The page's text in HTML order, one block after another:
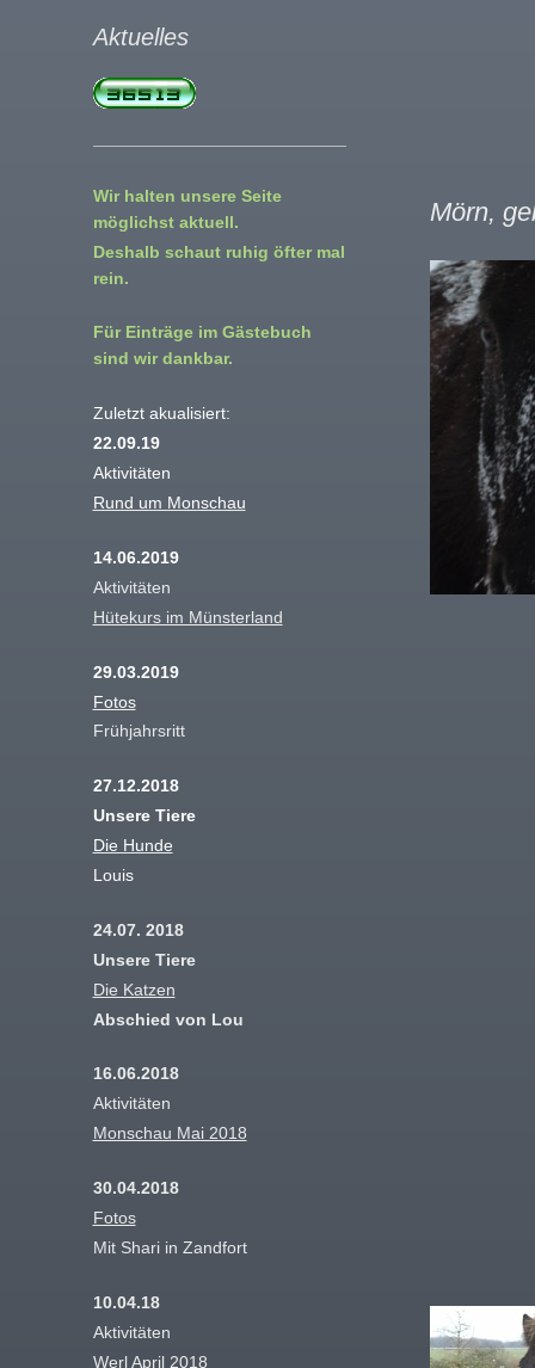
Mörn,
Aktuelles
Wir halten unsere Seite
möglichst aktuell.
Deshalb schaut ruhig öfter mal
rein.
Für Einträge im Gästebuch
sind wir dankbar.
Zuletzt akualisiert:
22.09.19
Aktivitäten
Rund um Monschau
14.06.2019
Aktivitäten
Hütekurs im Münsterland
29.03.2019
Fotos
Frühjahrsritt
27.12.2018
Unsere Tiere
Die Hunde
Louis
24.07. 2018
Unsere Tiere
Die Katzen
Abschied von Lou
16.06.2018
Aktivitäten
Monschau Mai 2018
30.04.2018
Fotos
Mit Shari in Zandfort
10.04.18
Aktivitäten
Werl April 2018